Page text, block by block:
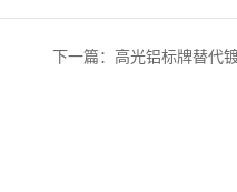
下一篇：高光铝标牌替代